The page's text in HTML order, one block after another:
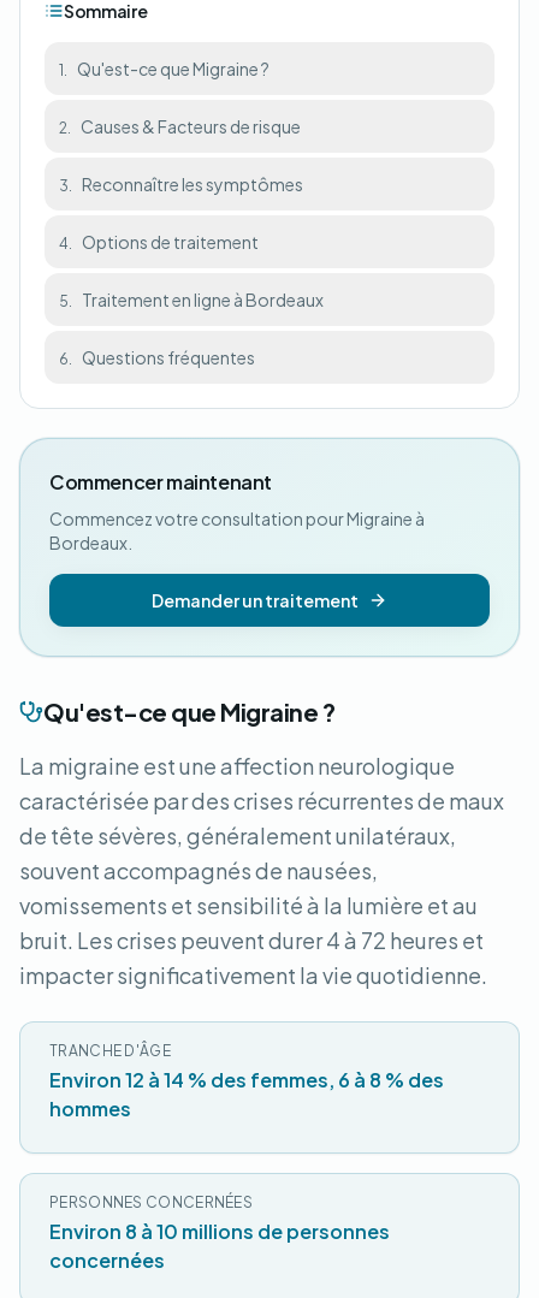
Qu'est-ce que Migraine ?
La migraine est une affection neurologique
caractérisée par des crises récurrentes de maux
de tête sévères, généralement unilatéraux,
souvent accompagnés de nausées,
vomissements et sensibilité à la lumière et au
bruit. Les crises peuvent durer 4 à 72 heures et
impacter significativement la vie quotidienne.
TRANCHE D'ÂGE
Environ 12 à 14 % des femmes, 6 à 8 % des
hommes
PERSONNES CONCERNÉES
Environ 8 à 10 millions de personnes
concernées
Sommaire
1. Qu'est-ce que Migraine ?
2. Causes & Facteurs de risque
3. Reconnaître les symptômes
4. Options de traitement
5. Traitement en ligne à Bordeaux
6. Questions fréquentes
Commencer maintenant
Commencez votre consultation pour Migraine à
Bordeaux.
Demander un traitement